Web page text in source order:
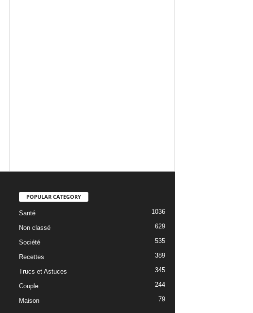
POPULAR CATEGORY
Santé 1036
Non classé 629
Société 535
Recettes 389
Trucs et Astuces 345
Couple 244
Maison 79